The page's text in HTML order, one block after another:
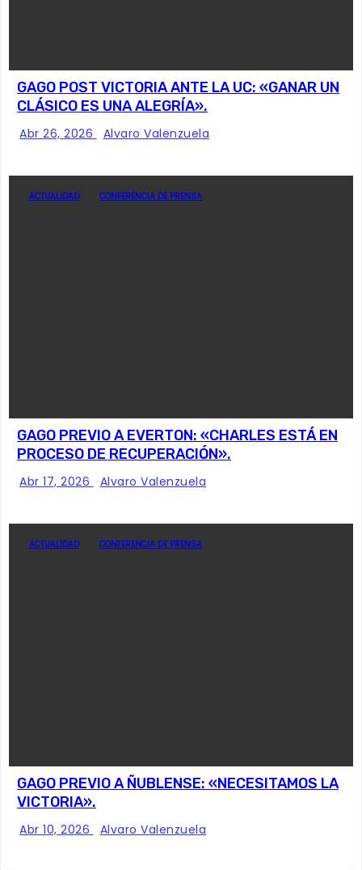
GAGO POST VICTORIA ANTE LA UC: «GANAR UN
CLÁSICO ES UNA ALEGRÍA».
Abr 26, 2026 Alvaro Valenzuela
ACTUALIDAD CONFERENCIA DE PRENSA
GAGO PREVIO A EVERTON: «CHARLES ESTÁ EN
PROCESO DE RECUPERACIÓN».
Abr 17, 2026 Alvaro Valenzuela
ACTUALIDAD CONFERENCIA DE PRENSA
GAGO PREVIO A ÑUBLENSE: «NECESITAMOS LA
VICTORIA».
Abr 10, 2026 Alvaro Valenzuela